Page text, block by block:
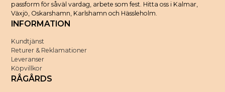
passform för såväl vardag, arbete som fest. Hitta oss i Kalmar,
Växjö, Oskarshamn, Karlshamn och Hässleholm.
INFORMATION
Kundtjänst
Returer & Reklamationer
Leveranser
Köpvillkor
RÅGÅRDS